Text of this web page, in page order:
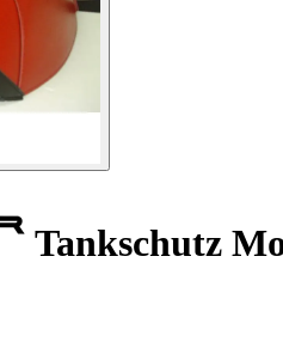
Tankschutz